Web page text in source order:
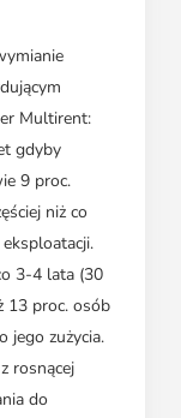
Multirent:
gdyby
9 proc.
niż co
3-4 lata (30
13 proc. osób
jego zużycia.
rosnącej
do